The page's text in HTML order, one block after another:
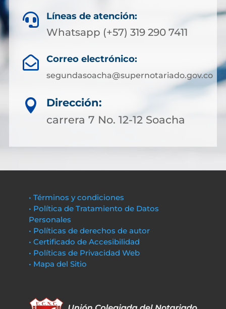
 Líneas de atención:
Whatsapp (+57) 319 290 7411
 Correo electrónico:
segundasoacha@supernotariado.gov.co

Dirección:
carrera 7 No. 12-12 Soacha
• Términos y condiciones
• Política de Tratamiento de Datos
Personales
• Políticas de derechos de autor
• Certificado de Accesibilidad
• Políticas de Privacidad Web
• Mapa del Sitio